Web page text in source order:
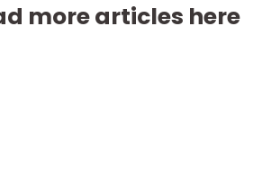
more articles here